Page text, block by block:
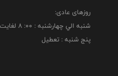
روزهای عادی:
شنبه الي چهارشنبه : 00: 8 لغايت 16:00
پنج شنبه : تعطیل